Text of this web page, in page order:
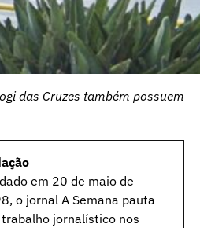
das Cruzes também possuem
em 20 de maio de
o jornal A Semana pauta
jornalístico nos